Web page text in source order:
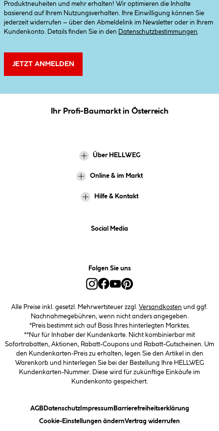
Produktneuheiten und mehr erhalten! Wir optimieren die Inhalte
basierend auf Ihrem Nutzungsverhalten. Ihre Einwilligung können Sie
jederzeit widerrufen – über den Abmeldelink im Newsletter oder in Ihrem
Kundenkonto. Details finden Sie in den
Datenschutzbestimmungen
JETZT ANMELDEN
Ihr Profi-Baumarkt in Österreich
Über HELLWEG
Online & im Markt
Hilfe & Kontakt
Social Media
Folgen Sie uns
Alle Preise inkl. gesetzl. Mehrwertsteuer zzgl. Versandkosten und ggf.
Nachnahmegebühren, wenn nicht anders angegeben.
*Preis bestimmt sich auf Basis Ihres hinterlegten Marktes.
**Nur für Inhaber der Kundenkarte. Nicht kombinierbar mit
Sofortrabatten, Aktionen, Rabatt-Coupons und Rabatt-Gutscheinen. Um
den Kundenkarten-Preis zu erhalten, legen Sie den Artikel in den
Warenkorb und hinterlegen Sie bei der Bestellung Ihre HELLWEG
Kundenkarten-Nummer. Diese wird für zukünftige Einkäufe im
Kundenkonto gespeichert.
AGB(öffnet ein Dialogfeld)
Datenschutz(öffnet ein Dialogfeld)
Impressum(öffnet ein Dialogfeld)
Barrierefreiheitserklärung(öffnet
Cookie-Einstellungen ändern(öffnet ein Dialogfeld)
Vertrag widerrufen